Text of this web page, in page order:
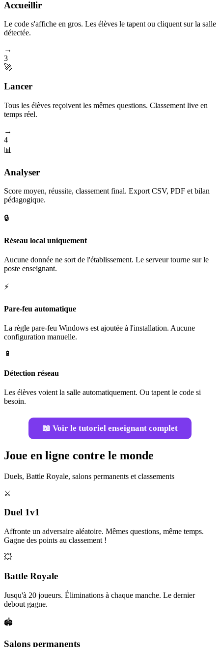
Accueillir
Le code s'affiche en gros. Les élèves le tapent ou cliquent sur la salle
détectée.
→
3
🚀
Lancer
Tous les élèves reçoivent les mêmes questions. Classement live en
temps réel.
→
4
📊
Analyser
Score moyen, réussite, classement final. Export CSV, PDF et bilan
pédagogique.
🔒
Réseau local uniquement
Aucune donnée ne sort de l'établissement. Le serveur tourne sur le
poste enseignant.
⚡
Pare-feu automatique
La règle pare-feu Windows est ajoutée à l'installation. Aucune
configuration manuelle.
📱
Détection réseau
Les élèves voient la salle automatiquement. Ou tapent le code si
besoin.
📖 Voir le tutoriel enseignant complet
Joue en ligne contre le monde
Duels, Battle Royale, salons permanents et classements
⚔️
Duel 1v1
Affronte un adversaire aléatoire. Mêmes questions, même temps.
Gagne des points au classement !
💥
Battle Royale
Jusqu'à 20 joueurs. Éliminations à chaque manche. Le dernier
debout gagne.
🏟️
Salons permanents